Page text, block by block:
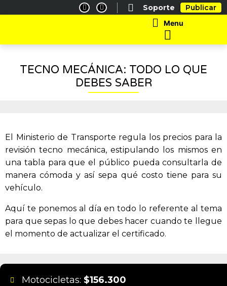
al
F
a
o
f
I
n
r
Soporte Publicar
Main
Menu
Menu
TECNO MECÁNICA: TODO LO QUE
DEBES SABER
El Ministerio de Transporte regula los precios para la
revisión tecno mecánica, estipulando los mismos en
una tabla para que el público pueda consultarla de
manera cómoda y así sepa qué costo tiene para su
vehículo.
Aquí te ponemos al día en todo lo referente al tema
para que sepas lo que debes hacer cuando te llegue
el momento de actualizar el certificado.
Motocicletas: $156.300